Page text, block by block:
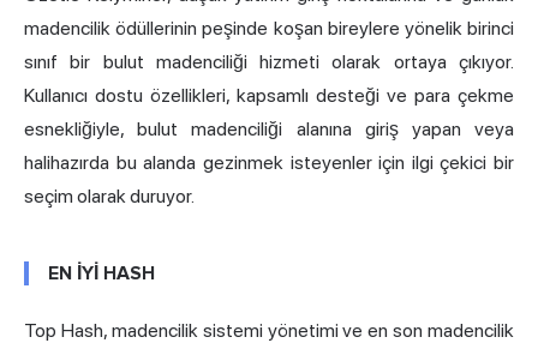
madencilik ödüllerinin peşinde koşan bireylere yönelik birinci
sınıf bir bulut madenciliği hizmeti olarak ortaya çıkıyor.
Kullanıcı dostu özellikleri, kapsamlı desteği ve para çekme
esnekliğiyle, bulut madenciliği alanına giriş yapan veya
halihazırda bu alanda gezinmek isteyenler için ilgi çekici bir
seçim olarak duruyor.
EN İYİ HASH
Top Hash, madencilik sistemi yönetimi ve en son madencilik